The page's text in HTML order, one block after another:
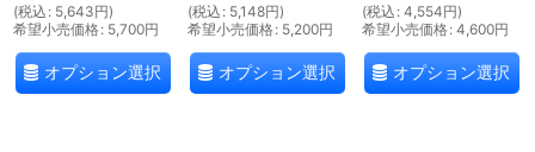
(税込 : 5,643円)
希望小売価格: 5,700円
オプション選択
(税込 : 5,148円)
希望小売価格: 5,200円
オプション選択
(税込 : 4,554円)
希望小売価格: 4,600円
オプション選択